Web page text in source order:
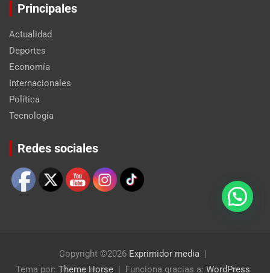
Principales
Actualidad
Deportes
Economía
Internacionales
Política
Tecnología
Redes sociales
Copyright ©2026 Exprimidor media
Tema por: Theme Horse Funciona gracias a: WordPress